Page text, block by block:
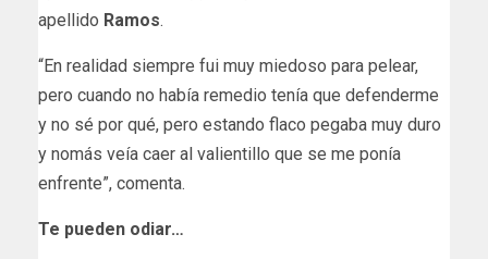
apellido Ramos.
“En realidad siempre fui muy miedoso para pelear,
pero cuando no había remedio tenía que defenderme
y no sé por qué, pero estando flaco pegaba muy duro
y nomás veía caer al valientillo que se me ponía
enfrente”, comenta.
Te pueden odiar…